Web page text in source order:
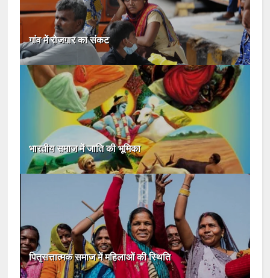
गांव में रोजगार का संकट
भारतीय समाज में जाति की भूमिका
पितृसत्तात्मक समाज में महिलाओं की स्थिति